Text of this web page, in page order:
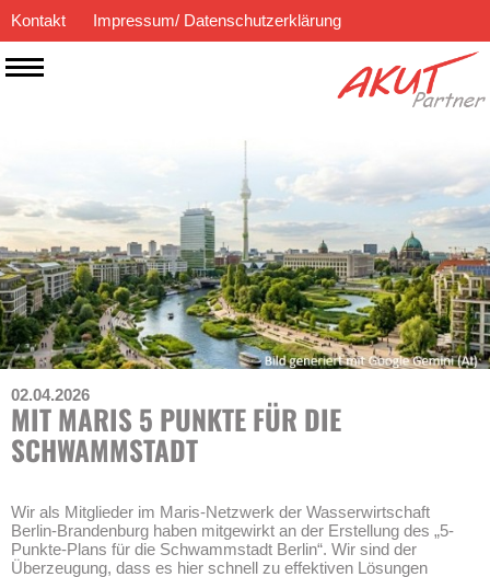
Kontakt Impressum/ Datenschutzerklärung
02.04.2026
MIT MARIS 5 PUNKTE FÜR DIE
SCHWAMMSTADT
Wir als Mitglieder im Maris-Netzwerk der Wasserwirtschaft
Berlin-Brandenburg haben mitgewirkt an der Erstellung des „5-
Punkte-Plans für die Schwammstadt Berlin“. Wir sind der
Überzeugung, dass es hier schnell zu effektiven Lösungen